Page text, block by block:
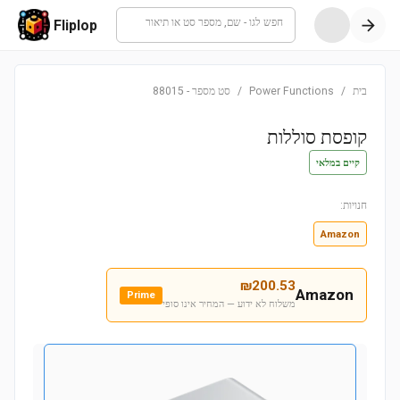
חפש לגו - שם, מספר סט או תיאור Fliplop
בית /
Power Functions
/ סט מספר -
88015
קופסת סוללות
קיים במלאי
חנויות:
Amazon
Amazon
₪200.53
משלוח לא ידוע — המחיר אינו סופי
Prime